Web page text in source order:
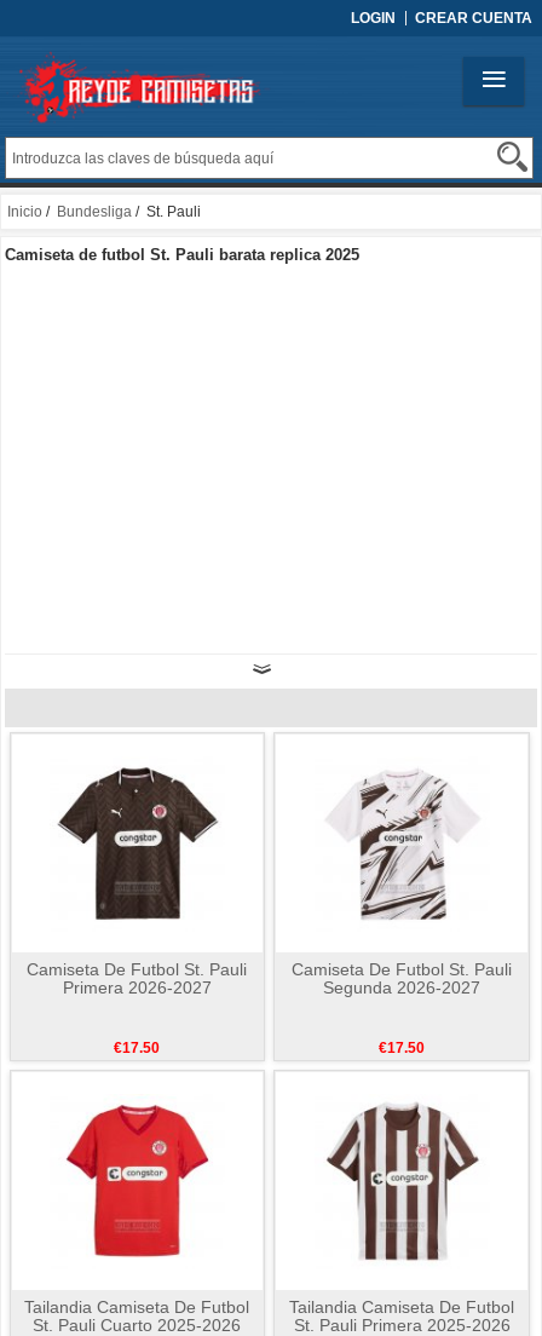
LOGIN CREAR CUENTA
Inicio / Bundesliga / St. Pauli
Camiseta de futbol St. Pauli barata replica 2025
Camiseta De Futbol St. Pauli
Primera 2026-2027
€17.50
Camiseta De Futbol St. Pauli
Segunda 2026-2027
€17.50
Tailandia Camiseta De Futbol
St. Pauli Cuarto 2025-2026
Tailandia Camiseta De Futbol
St. Pauli Primera 2025-2026